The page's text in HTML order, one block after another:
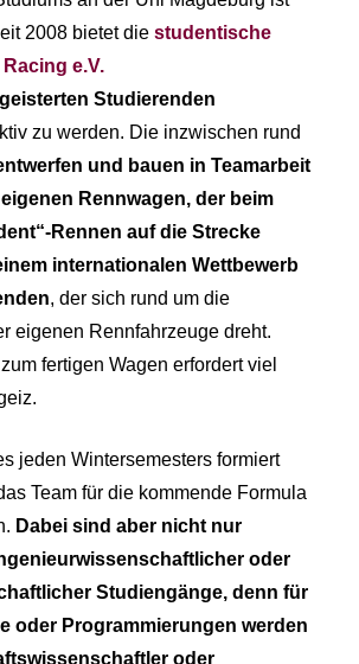
2008 bietet die studentische
Racing e.V.
Studierenden
zu werden. Die inzwischen rund
und bauen in Teamarbeit
Rennwagen, der beim
Rennen auf die Strecke
internationalen Wettbewerb
, der sich rund um die
eigenen Rennfahrzeuge dreht.
fertigen Wagen erfordert viel
jeden Wintersemesters formiert
Team für die kommende Formula
Dabei sind aber nicht nur
oder
Studiengänge, denn für
oder Programmierungen werden
oder